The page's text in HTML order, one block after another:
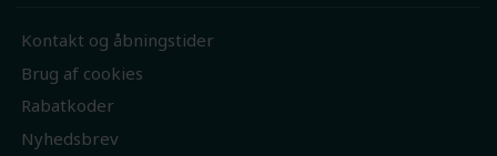
Kontakt og åbningstider
Brug af cookies
Rabatkoder
Nyhedsbrev